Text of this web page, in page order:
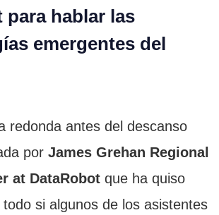
para hablar las
emergentes del
redonda antes del descanso
por James Grehan Regional
at DataRobot que ha quiso
si algunos de los asistentes